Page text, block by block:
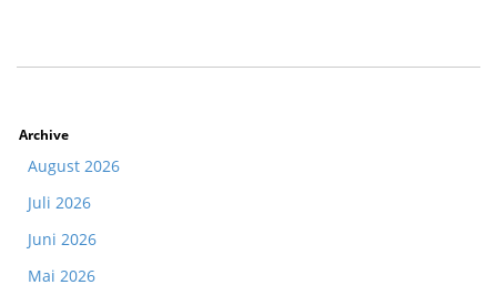
Archive
August 2026
Juli 2026
Juni 2026
Mai 2026